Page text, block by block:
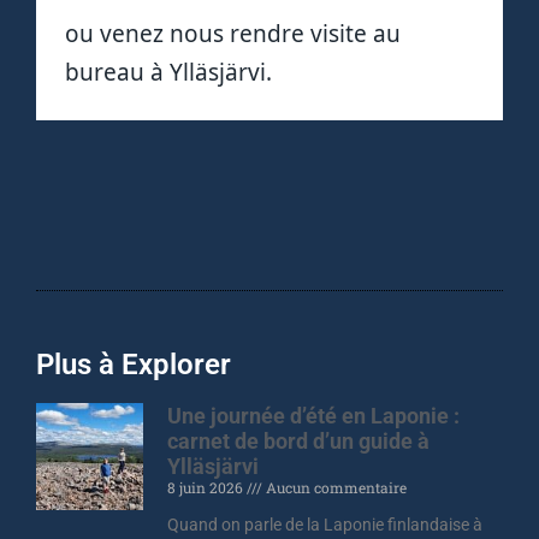
ou venez nous rendre visite au
bureau à Ylläsjärvi.
Plus à Explorer
Une journée d’été en Laponie :
carnet de bord d’un guide à
Ylläsjärvi
8 juin 2026
Aucun commentaire
Quand on parle de la Laponie finlandaise à